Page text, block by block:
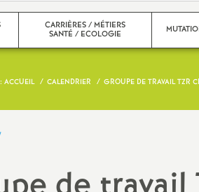
CARRIÈRES / MÉTIERS
SANTÉ / ECOLOGIE
Santé, mutuelle, action
sociale, écologie
ACCUEIL CALENDRIER GROUPE DE TRAVAIL TZR